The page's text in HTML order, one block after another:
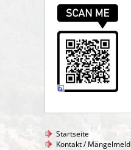
Startseite
Kontakt /